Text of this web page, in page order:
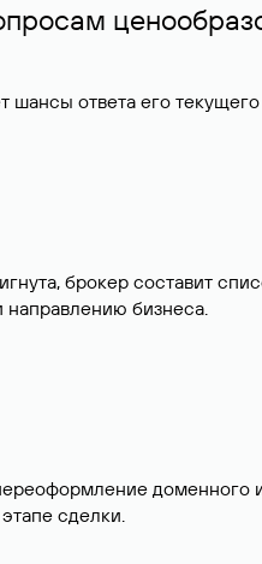
шансы ответа его
брокер составит
направлению бизнеса.
доменного
сделки.